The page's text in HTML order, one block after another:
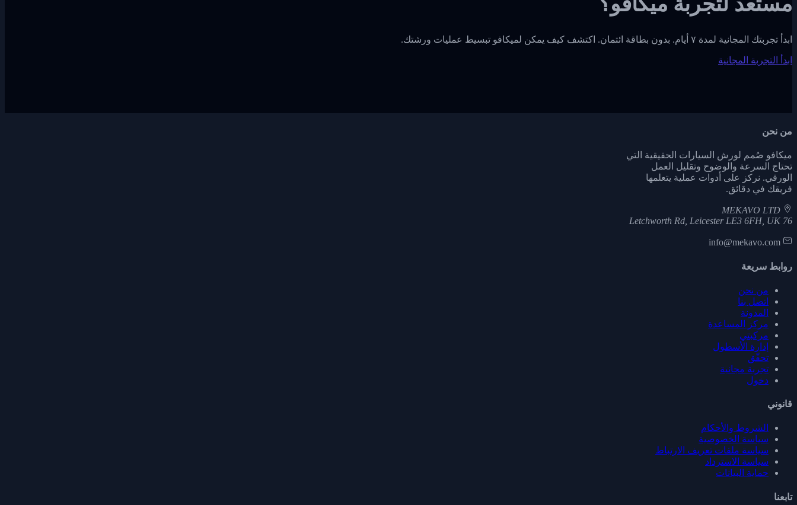
ابدأ تجربتك المجانية لمدة ٧ أيام. بدون بطاقة ائتمان. اكتشف كيف يمكن لميكافو تبسيط عمليات ورشتك.
ابدأ التجربة المجانية
من نحن
ميكافو صُمم لورش السيارات الحقيقية التي
تحتاج السرعة والوضوح وتقليل العمل
الورقي. نركز على أدوات عملية يتعلمها
فريقك في دقائق.
76 Letchworth Rd, Leicester LE3 6FH, UK
info@mekavo.com
روابط سريعة
من نحن
اتصل بنا
المدونة
مركز المساعدة
مركبتي
إدارة الأسطول
تحقّق
تجربة مجانية
دخول
قانوني
الشروط والأحكام
سياسة الخصوصية
سياسة ملفات تعريف الارتباط
سياسة الاسترداد
حماية البيانات
تابعنا